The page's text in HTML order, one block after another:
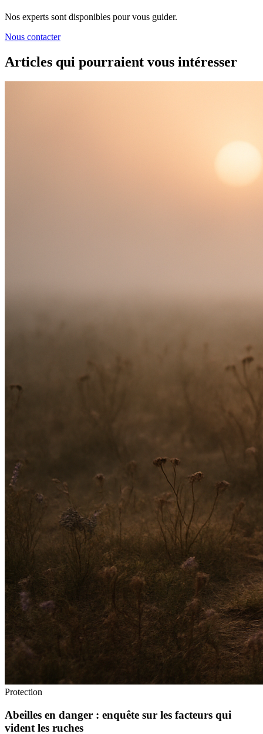
Nos experts sont disponibles pour vous guider.
Nous contacter
Articles qui pourraient vous intéresser
Protection
Abeilles en danger : enquête sur les facteurs qui
vident les ruches